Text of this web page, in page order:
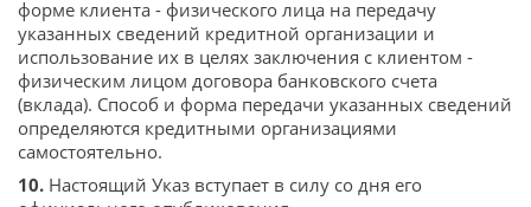
форме клиента - физического лица на передачу
указанных сведений кредитной организации и
использование их в целях заключения с клиентом -
физическим лицом договора банковского счета
(вклада). Способ и форма передачи указанных сведений
определяются кредитными организациями
самостоятельно.
10. Настоящий Указ вступает в силу со дня его